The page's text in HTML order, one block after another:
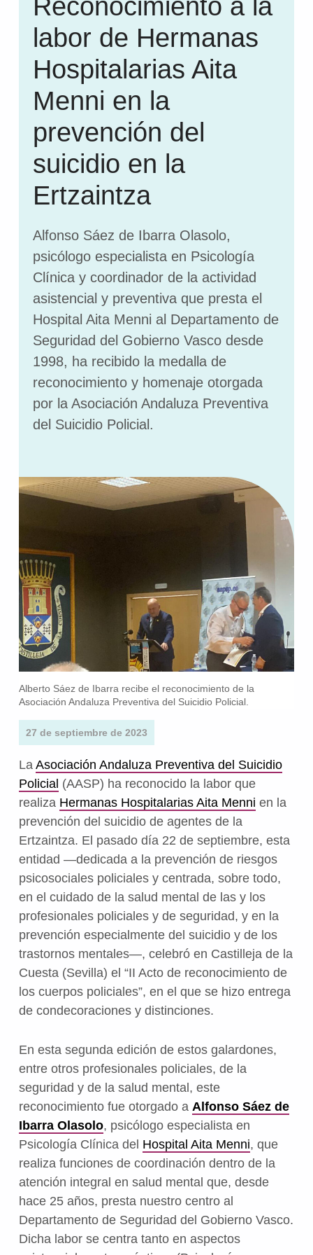
Reconocimiento a la
labor de Hermanas
Hospitalarias Aita
Menni en la
prevención del
suicidio en la
Ertzaintza
Alfonso Sáez de Ibarra Olasolo,
psicólogo especialista en Psicología
Clínica y coordinador de la actividad
asistencial y preventiva que presta el
Hospital Aita Menni al Departamento de
Seguridad del Gobierno Vasco desde
1998, ha recibido la medalla de
reconocimiento y homenaje otorgada
por la Asociación Andaluza Preventiva
del Suicidio Policial.
Alberto Sáez de Ibarra recibe el reconocimiento de la
Asociación Andaluza Preventiva del Suicidio Policial.
27 de septiembre de 2023
La Asociación Andaluza Preventiva del Suicidio
Policial (AASP) ha reconocido la labor que
realiza Hermanas Hospitalarias Aita Menni en la
prevención del suicidio de agentes de la
Ertzaintza. El pasado día 22 de septiembre, esta
entidad —dedicada a la prevención de riesgos
psicosociales policiales y centrada, sobre todo,
en el cuidado de la salud mental de las y los
profesionales policiales y de seguridad, y en la
prevención especialmente del suicidio y de los
trastornos mentales—, celebró en Castilleja de la
Cuesta (Sevilla) el “II Acto de reconocimiento de
los cuerpos policiales”, en el que se hizo entrega
de condecoraciones y distinciones.
En esta segunda edición de estos galardones,
entre otros profesionales policiales, de la
seguridad y de la salud mental, este
reconocimiento fue otorgado a Alfonso Sáez de
Ibarra Olasolo, psicólogo especialista en
Psicología Clínica del Hospital Aita Menni, que
realiza funciones de coordinación dentro de la
atención integral en salud mental que, desde
hace 25 años, presta nuestro centro al
Departamento de Seguridad del Gobierno Vasco.
Dicha labor se centra tanto en aspectos